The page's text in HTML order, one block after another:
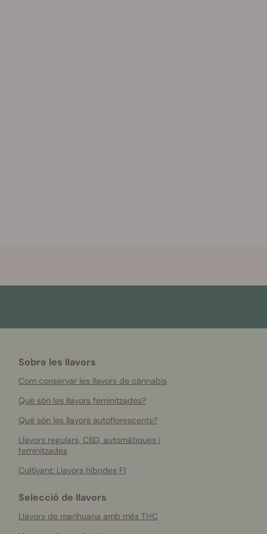
Sobre les llavors
Com conservar les llavors de cànnabis
Què són les llavors feminitzades?
Què són les llavors autoflorescents?
Llavors regulars, CBD, automàtiques i
feminitzades
Cultivant: Llavors híbrides F1
Selecció de llavors
Llavors de marihuana amb més THC